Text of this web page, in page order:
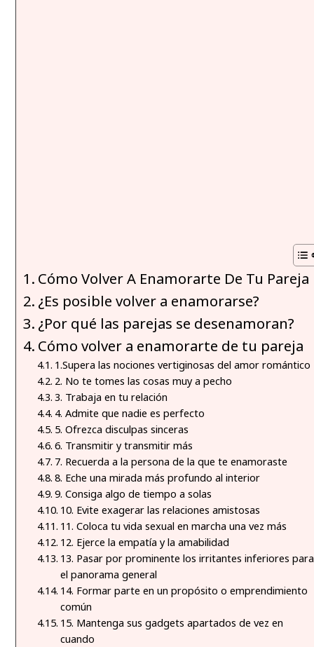
Cómo Volver A Enamorarte De Tu Pareja
¿Es posible volver a enamorarse?
¿Por qué las parejas se desenamoran?
Cómo volver a enamorarte de tu pareja
1.Supera las nociones vertiginosas del amor romántico
2. No te tomes las cosas muy a pecho
3. Trabaja en tu relación
4. Admite que nadie es perfecto
5. Ofrezca disculpas sinceras
6. Transmitir y transmitir más
7. Recuerda a la persona de la que te enamoraste
8. Eche una mirada más profundo al interior
9. Consiga algo de tiempo a solas
10. Evite exagerar las relaciones amistosas
11. Coloca tu vida sexual en marcha una vez más
12. Ejerce la empatía y la amabilidad
13. Pasar por prominente los irritantes inferiores para
el panorama general
14. Formar parte en un propósito o emprendimiento
común
15. Mantenga sus gadgets apartados de vez en
cuando